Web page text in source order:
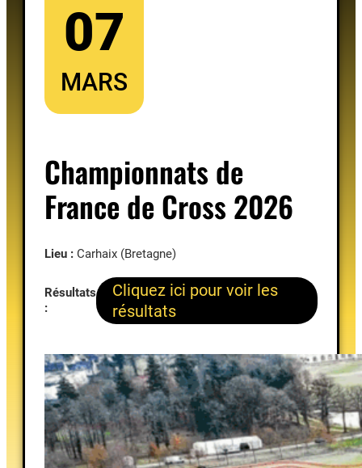
07
MARS
Championnats de
France de Cross 2026
Lieu : Carhaix (Bretagne)
Résultats
:
Cliquez ici pour voir les
résultats